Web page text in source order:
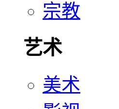
宗教
艺术
美术